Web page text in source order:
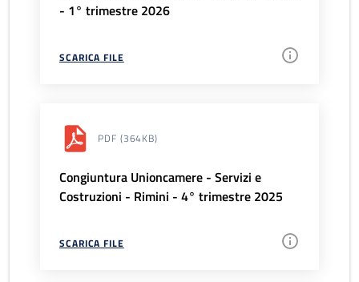
- 1° trimestre 2026
SCARICA FILE
PDF (364KB)
Congiuntura Unioncamere - Servizi e
Costruzioni - Rimini - 4° trimestre 2025
SCARICA FILE